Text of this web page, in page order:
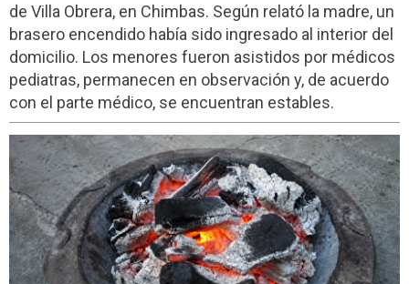
de Villa Obrera, en Chimbas. Según relató la madre, un
brasero encendido había sido ingresado al interior del
domicilio. Los menores fueron asistidos por médicos
pediatras, permanecen en observación y, de acuerdo
con el parte médico, se encuentran estables.